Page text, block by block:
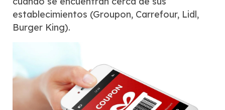
establecimientos (Groupon, Carrefour, Lidl,
Burger King).